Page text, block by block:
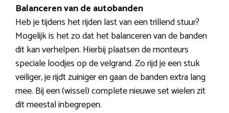
Balanceren van de autobanden
Heb je tijdens het rijden last van een trillend stuur?
Mogelijk is het zo dat het balanceren van de banden
dit kan verhelpen. Hierbij plaatsen de monteurs
speciale loodjes op de velgrand. Zo rijd je een stuk
veiliger, je rijdt zuiniger en gaan de banden extra lang
mee. Bij een (wissel) complete nieuwe set wielen zit
dit meestal inbegrepen.